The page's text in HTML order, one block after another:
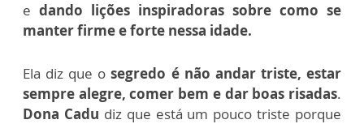
e dando lições inspiradoras sobre como se
manter firme e forte nessa idade.
Ela diz que o segredo é não andar triste, estar
sempre alegre, comer bem e dar boas risadas.
Dona Cadu diz que está um pouco triste porque